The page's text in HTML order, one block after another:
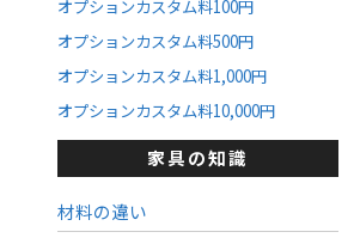
オプションカスタム料100円
オプションカスタム料500円
オプションカスタム料1,000円
オプションカスタム料10,000円
家具の知識
材料の違い